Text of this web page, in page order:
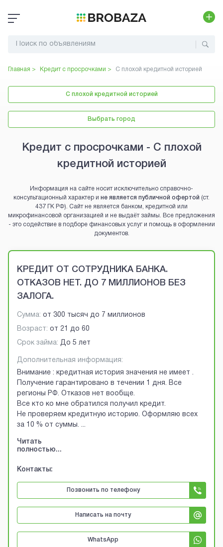
Главная > Кредит с просрочками > С плохой кредитной историей
С плохой кредитной историей
Выбрать город
Кредит с просрочками - С плохой
кредитной историей
Информация на сайте носит исключительно справочно-
консультационный характер и не является публичной офертой (ст.
437 ГК РФ). Сайт не является банком, кредитной или
микрофинансовой организацией и не выдаёт займы. Все предложения
- это содействие в подборе финансовых услуг и помощь в оформлении
документов.
Brobaza - VIP-объявления
КРЕДИТ ОТ СОТРУДНИКА БАНКА.
ОТКАЗОВ НЕТ. ДО 7 МИЛЛИОНОВ БЕЗ
ЗАЛОГА.
Сумма: от 300 тысяч до 7 миллионов
Возраст: от 21 до 60
Срок займа: До 5 лет
Дополнительная информация:
Внимание : кредитная история значения не имеет .
Получение гарантировано в течении 1 дня. Все
регионы РФ. Отказов нет вообще.
Все кто ко мне обратился получил кредит.
Не проверяем кредитную историю. Оформляю всех
за 10 % от суммы. ...
Читать
полностью...
Контакты:
Позвонить по телефону
Написать на почту
WhatsApp